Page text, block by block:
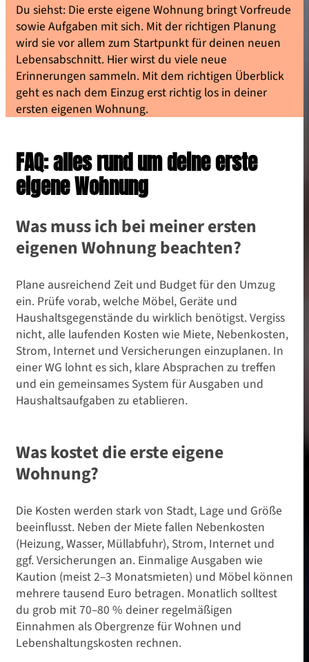
Du siehst: Die erste eigene Wohnung bringt Vorfreude
sowie Aufgaben mit sich. Mit der richtigen Planung
wird sie vor allem zum Startpunkt für deinen neuen
Lebensabschnitt. Hier wirst du viele neue
Erinnerungen sammeln. Mit dem richtigen Überblick
geht es nach dem Einzug erst richtig los in deiner
ersten eigenen Wohnung.
FAQ: alles rund um deine erste
eigene Wohnung
Was muss ich bei meiner ersten
eigenen Wohnung beachten?
Plane ausreichend Zeit und Budget für den Umzug
ein. Prüfe vorab, welche Möbel, Geräte und
Haushaltsgegenstände du wirklich benötigst. Vergiss
nicht, alle laufenden Kosten wie Miete, Nebenkosten,
Strom, Internet und Versicherungen einzuplanen. In
einer WG lohnt es sich, klare Absprachen zu treffen
und ein gemeinsames System für Ausgaben und
Haushaltsaufgaben zu etablieren.
Was kostet die erste eigene
Wohnung?
Die Kosten werden stark von Stadt, Lage und Größe
beeinflusst. Neben der Miete fallen Nebenkosten
(Heizung, Wasser, Müllabfuhr), Strom, Internet und
ggf. Versicherungen an. Einmalige Ausgaben wie
Kaution (meist 2–3 Monatsmieten) und Möbel können
mehrere tausend Euro betragen. Monatlich solltest
du grob mit 70–80 % deiner regelmäßigen
Einnahmen als Obergrenze für Wohnen und
Lebenshaltungskosten rechnen.